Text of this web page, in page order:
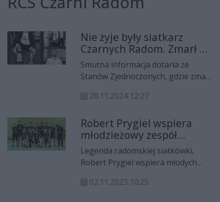
Nie żyje były siatkarz
Czarnych Radom. Zmarł w
USA
Smutna informacja dotarła ze
Stanów Zjednoczonych, gdzie zmarł
23-letni siatkarz pochodzący z
młodzieżowych zespołach Czarnych
Radom.
28.11.2024 12:27
Robert Prygiel wspiera
młodzieżowy zespół
Czarnych Radom
Legenda radomskiej siatkówki,
Robert Prygiel wspiera młodych
Stowarzyszenie Inicjatyw RP
02.11.2023 10:25